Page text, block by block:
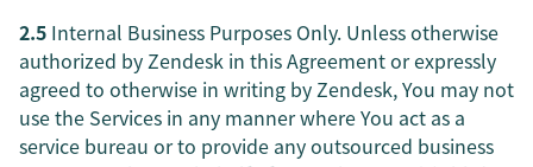
2.5 Internal Business Purposes Only. Unless otherwise
authorized by Zendesk in this Agreement or expressly
agreed to otherwise in writing by Zendesk, You may not
use the Services in any manner where You act as a
service bureau or to provide any outsourced business